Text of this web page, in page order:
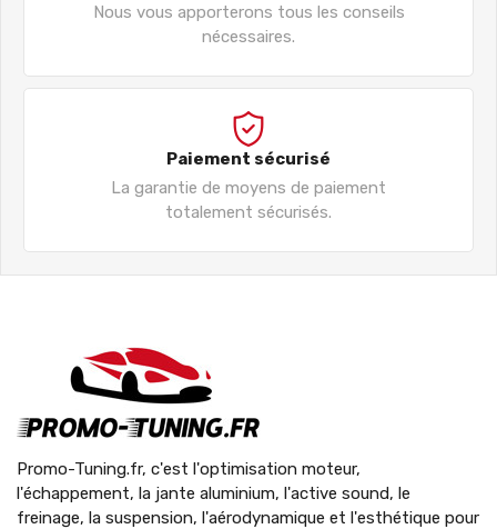
Nous vous apporterons tous les conseils
nécessaires.
Paiement sécurisé
La garantie de moyens de paiement
totalement sécurisés.
Promo-Tuning.fr, c'est l'optimisation moteur,
l'échappement, la jante aluminium, l'active sound, le
freinage, la suspension, l'aérodynamique et l'esthétique pour